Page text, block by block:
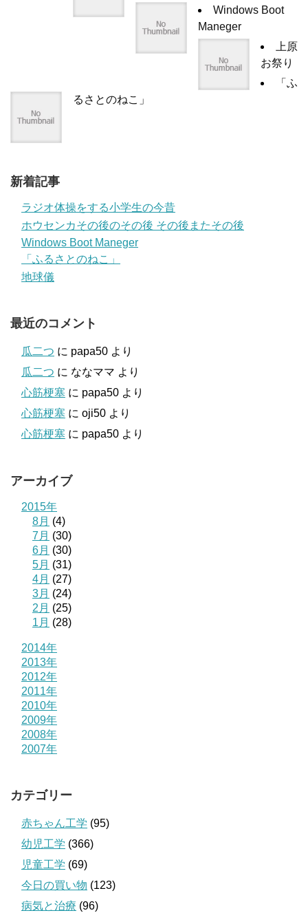
Windows Boot
Maneger
上原
お祭り
「ふ
るさとのねこ」
新着記事
ラジオ体操をする小学生の今昔
ホウセンカその後のその後 その後またその後
Windows Boot Maneger
「ふるさとのねこ」
地球儀
最近のコメント
瓜二つ に papa50 より
瓜二つ に ななママ より
心筋梗塞 に papa50 より
心筋梗塞 に oji50 より
心筋梗塞 に papa50 より
アーカイブ
2015年
8月 (4)
7月 (30)
6月 (30)
5月 (31)
4月 (27)
3月 (24)
2月 (25)
1月 (28)
2014年
2013年
2012年
2011年
2010年
2009年
2008年
2007年
カテゴリー
赤ちゃん工学 (95)
幼児工学 (366)
児童工学 (69)
今日の買い物 (123)
病気と治療 (96)